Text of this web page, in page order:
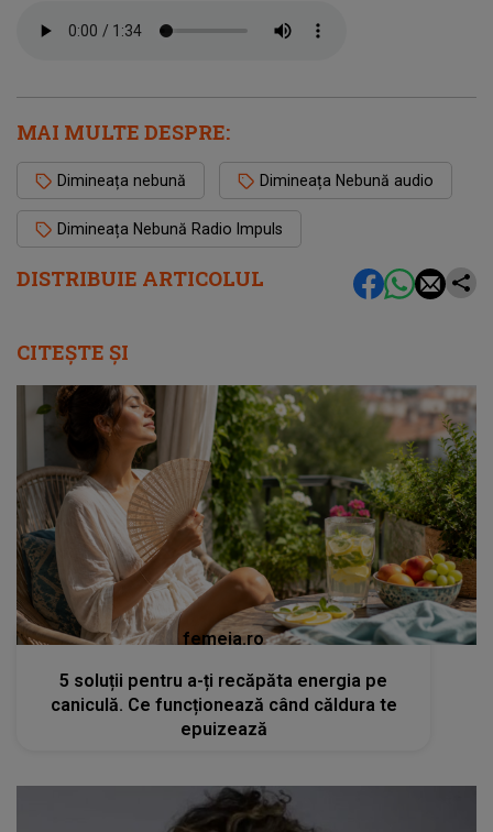
DISTRIBUIE ARTICOLUL
MAI MULTE DESPRE:
Dimineața nebună Dimineața Nebună audio
Dimineața Nebună Radio Impuls
CITEȘTE ȘI
femeia.ro
5 soluții pentru a-ți recăpăta energia pe
caniculă. Ce funcționează când căldura te
epuizează